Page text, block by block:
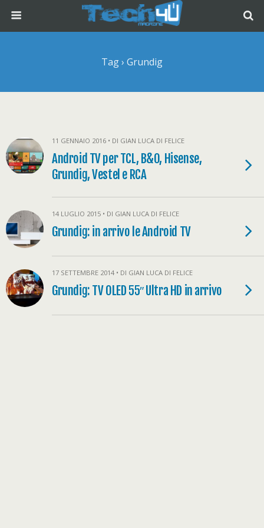
Tag › Grundig
11 GENNAIO 2016 • DI GIAN LUCA DI FELICE
Android TV per TCL, B&O, Hisense,
Grundig, Vestel e RCA
14 LUGLIO 2015 • DI GIAN LUCA DI FELICE
Grundig: in arrivo le Android TV
17 SETTEMBRE 2014 • DI GIAN LUCA DI FELICE
Grundig: TV OLED 55″ Ultra HD in arrivo